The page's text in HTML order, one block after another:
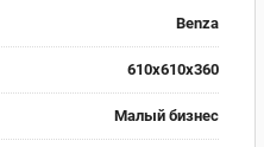
Benza
610x610x360
Малый бизнес